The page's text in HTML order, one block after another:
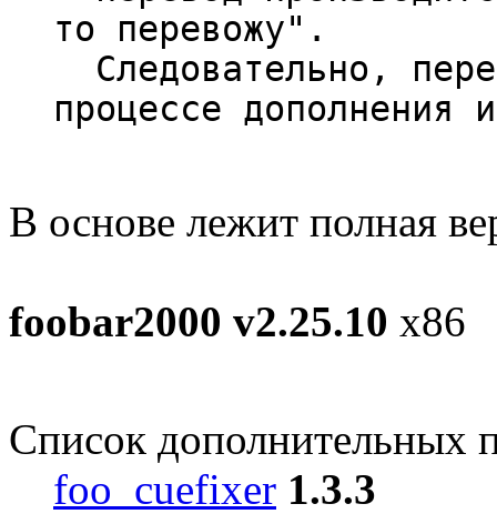
то перевожу".
Следовательно,
процессе дополнения
В основе лежит полная
foobar2000 v2.25.10 x86
Список дополнительных
foo_cuefixer 1.3.3